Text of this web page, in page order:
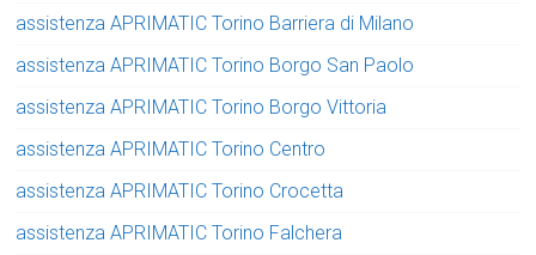
assistenza APRIMATIC Torino Barriera di Milano
assistenza APRIMATIC Torino Borgo San Paolo
assistenza APRIMATIC Torino Borgo Vittoria
assistenza APRIMATIC Torino Centro
assistenza APRIMATIC Torino Crocetta
assistenza APRIMATIC Torino Falchera